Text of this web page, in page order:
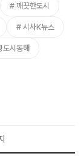
깨끗한도시
시사K뉴스
도시동해